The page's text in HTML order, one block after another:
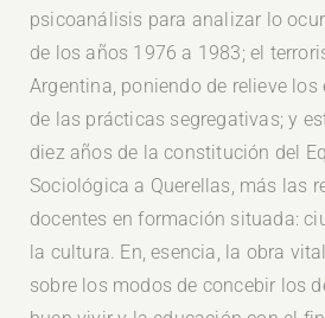
psicoanálisis para analizar lo
de los años 1976 a 1983; el
Argentina, poniendo de relieve
de las prácticas segregativas; y
diez años de la constitución del
Sociológica a Querellas, más las
docentes en formación situada:
la cultura. En, esencia, la obra
sobre los modos de concebir los